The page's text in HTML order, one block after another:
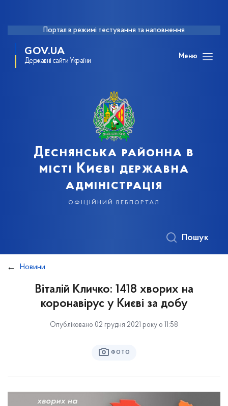
Портал в режимі тестування та наповнення
GOV.UA
Державні сайти України
Меню
Деснянська районна в
місті Києві державна
адміністрація
офіційний вебпортал
Пошук
Новини
Віталій Кличко: 1418 хворих на
коронавірус у Києві за добу
Опубліковано 02 грудня 2021 року о 11:58
ФОТО